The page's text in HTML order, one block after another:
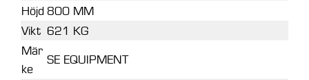
Höjd 800 MM
Vikt 621 KG
Mär
ke
SE EQUIPMENT